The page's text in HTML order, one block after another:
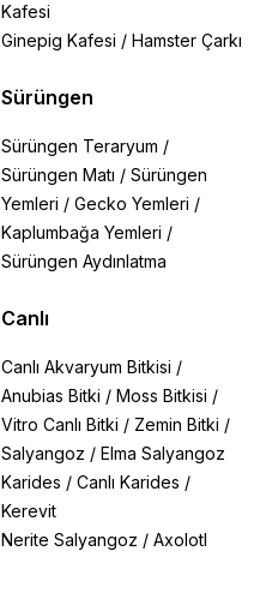
Kafesi
Ginepig Kafesi / Hamster Çarkı
Sürüngen
Sürüngen Teraryum /
Sürüngen Matı / Sürüngen
Yemleri / Gecko Yemleri /
Kaplumbağa Yemleri /
Sürüngen Aydınlatma
Canlı
Canlı Akvaryum Bitkisi /
Anubias Bitki / Moss Bitkisi /
Vitro Canlı Bitki / Zemin Bitki /
Salyangoz / Elma Salyangoz
Karides / Canlı Karides /
Kerevit
Nerite Salyangoz / Axolotl